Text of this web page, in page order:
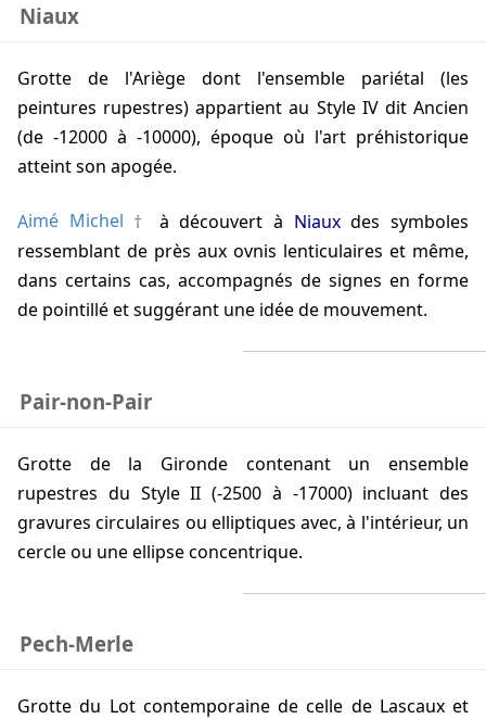
Niaux
Grotte de l'Ariège dont l'ensemble pariétal (les
peintures rupestres) appartient au Style IV dit Ancien
(de -12000 à -10000), époque où l'art préhistorique
atteint son apogée.
Aimé Michel à découvert à Niauxdes symboles
ressemblant de près aux ovnis lenticulaires et même,
dans certains cas, accompagnés de signes en forme
de pointillé et suggérant une idée de mouvement.
Pair-non-Pair
Grotte de la Gironde contenant un ensemble
rupestres du Style II (-2500 à -17000) incluant des
gravures circulaires ou elliptiques avec, à l'intérieur, un
cercle ou une ellipse concentrique.
Pech-Merle
Grotte du Lot contemporaine de celle de Lascaux et